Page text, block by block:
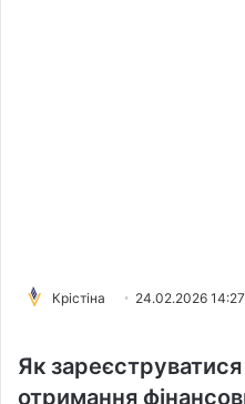
Крістіна 24.02.2026 14:27
Як зареєструватися
отримання